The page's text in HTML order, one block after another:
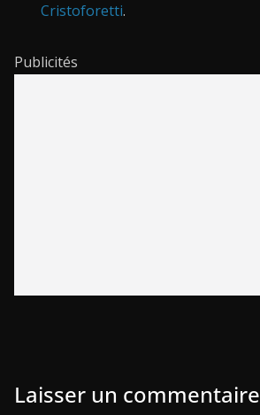
Cristoforetti.
Publicités
Laisser un commentaire